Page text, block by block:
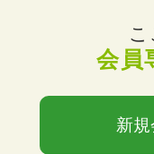
こ
会員
新